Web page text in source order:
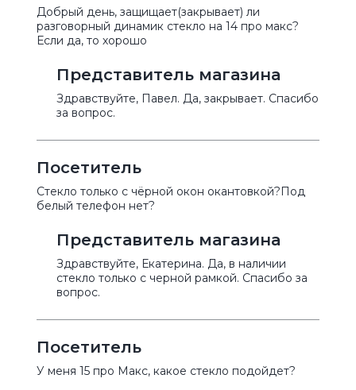
Добрый день, защищает(закрывает) ли
разговорный динамик стекло на 14 про макс?
Если да, то хорошо
Представитель магазина
Здравствуйте, Павел. Да, закрывает. Спасибо
за вопрос.
Посетитель
Стекло только с чёрной окон окантовкой?Под
белый телефон нет?
Представитель магазина
Здравствуйте, Екатерина. Да, в наличии
стекло только с черной рамкой. Спасибо за
вопрос.
Посетитель
У меня 15 про Макс, какое стекло подойдет?